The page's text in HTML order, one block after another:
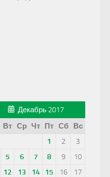
Декабрь 2017
Вт Ср Чт Пт Сб
Вс
1
2
3
5 6 7 8 9
10
12 13 14 15 16
17